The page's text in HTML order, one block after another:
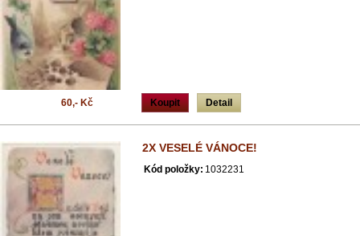
Koupit Detail
60,- Kč
2X VESELÉ VÁNOCE!
Kód položky: 1032231